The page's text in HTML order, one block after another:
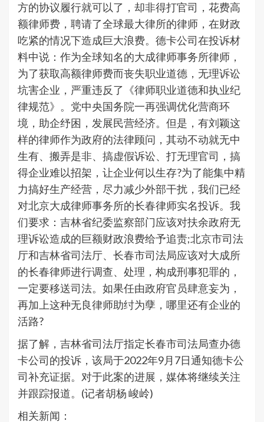
方的协议履行就可以了，却非得打官司，花费高
额律师费，聘请了全球最大律所的律师，在财政
吃紧的情况下造成巨大浪费。德卡公司在投诉材
料中说：作为全球知名的大成律师事务所律师，
为了获取高额律师费而丧失职业道德，无理诉讼
坑害企业，严重违反了《律师职业道德和执业纪
律规范》。党中央国务院一再强调优化营商环
境，助企纾困，发展民营经济。但是，有刘颖这
样的律师作为政府的法律顾问，其动不动就无中
生有、搬弄是非、搞虚假诉讼、打无理官司，搞
得企业难以招架，让企业何以生存?为了能集中精
力搞好生产经营，尽力减少外部干扰，我们已经
对北京大成律师事务所的长春律师实名投诉。我
们要求：吉林省纪委监察部门应该对扶余政府无
理诉讼造成的巨额财政浪费给予追责;北京市司法
厅和吉林省司法厅、长春市司法局应该对大成所
的长春律师进行调查、处理，构成刑事犯罪的，
一定要移送司法。如果任由政府官员肆意妄为，
再加上这种无良律师助纣为孽，哪里还有企业的
活路?
据了解，吉林省司法厅指定长春市司法局查办德
卡公司的投诉，该局于2022年9月7日通知德卡公
司补充证据。对于此案的进展，媒体将继续关注
并跟踪报道。(记者胡杨 峻岭)
相关新闻：